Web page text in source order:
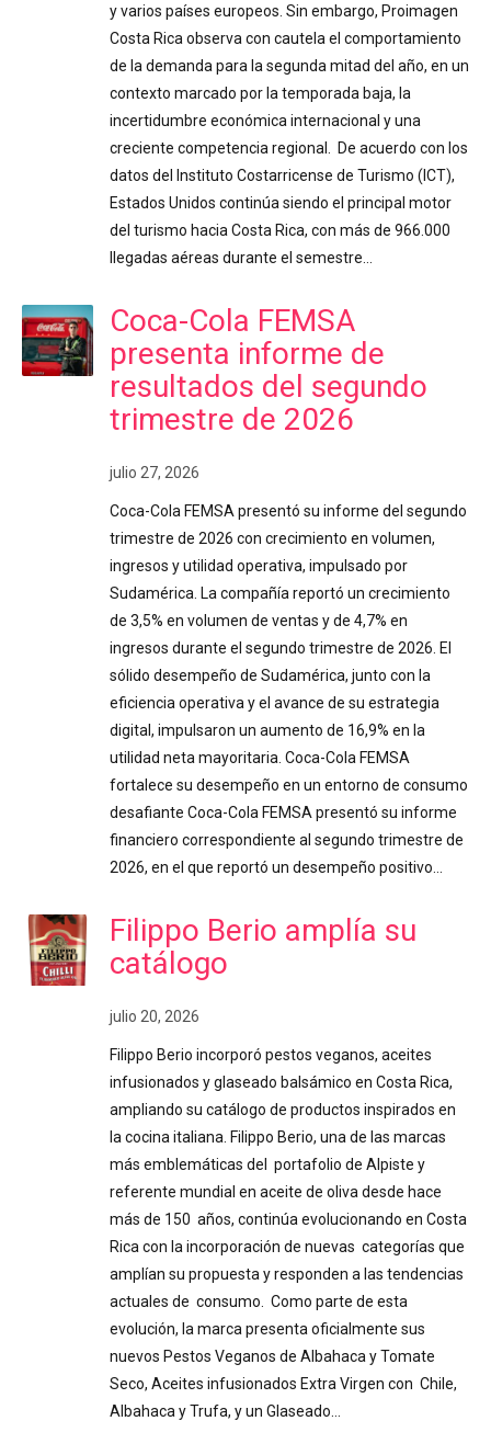
y varios países europeos. Sin embargo, Proimagen
Costa Rica observa con cautela el comportamiento
de la demanda para la segunda mitad del año, en un
contexto marcado por la temporada baja, la
incertidumbre económica internacional y una
creciente competencia regional. De acuerdo con los
datos del Instituto Costarricense de Turismo (ICT),
Estados Unidos continúa siendo el principal motor
del turismo hacia Costa Rica, con más de 966.000
llegadas aéreas durante el semestre…
Coca-Cola FEMSA
presenta informe de
resultados del segundo
trimestre de 2026
julio 27, 2026
Coca-Cola FEMSA presentó su informe del segundo
trimestre de 2026 con crecimiento en volumen,
ingresos y utilidad operativa, impulsado por
Sudamérica. La compañía reportó un crecimiento
de 3,5% en volumen de ventas y de 4,7% en
ingresos durante el segundo trimestre de 2026. El
sólido desempeño de Sudamérica, junto con la
eficiencia operativa y el avance de su estrategia
digital, impulsaron un aumento de 16,9% en la
utilidad neta mayoritaria. Coca-Cola FEMSA
fortalece su desempeño en un entorno de consumo
desafiante Coca-Cola FEMSA presentó su informe
financiero correspondiente al segundo trimestre de
2026, en el que reportó un desempeño positivo…
Filippo Berio amplía su
catálogo
julio 20, 2026
Filippo Berio incorporó pestos veganos, aceites
infusionados y glaseado balsámico en Costa Rica,
ampliando su catálogo de productos inspirados en
la cocina italiana. Filippo Berio, una de las marcas
más emblemáticas del portafolio de Alpiste y
referente mundial en aceite de oliva desde hace
más de 150 años, continúa evolucionando en Costa
Rica con la incorporación de nuevas categorías que
amplían su propuesta y responden a las tendencias
actuales de consumo. Como parte de esta
evolución, la marca presenta oficialmente sus
nuevos Pestos Veganos de Albahaca y Tomate
Seco, Aceites infusionados Extra Virgen con Chile,
Albahaca y Trufa, y un Glaseado…